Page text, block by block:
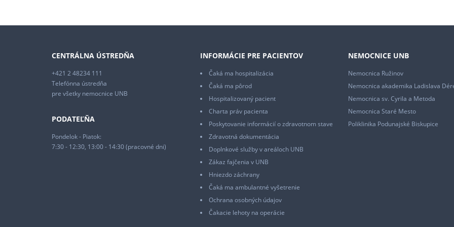
CENTRÁLNA ÚSTREDŇA
+421 2 48234 111
Telefónna ústredňa
pre všetky nemocnice UNB
PODATEĽŇA
Pondelok - Piatok:
7:30 - 12:30, 13:00 - 14:30 (pracovné dni)
INFORMÁCIE PRE PACIENTOV
Čaká ma hospitalizácia
Čaká ma pôrod
Hospitalizovaný pacient
Charta práv pacienta
Poskytovanie informácií o zdravotnom stave
Zdravotná dokumentácia
Doplnkové služby v areáloch UNB
Zákaz fajčenia v UNB
Hniezdo záchrany
Čaká ma ambulantné vyšetrenie
Ochrana osobných údajov
Čakacie lehoty na operácie
NEMOCNICE UNB
Nemocnica Ružinov
Nemocnica akademika Ladislava
Nemocnica sv. Cyrila a Metoda
Nemocnica Staré Mesto
Poliklinika Podunajské Biskupice